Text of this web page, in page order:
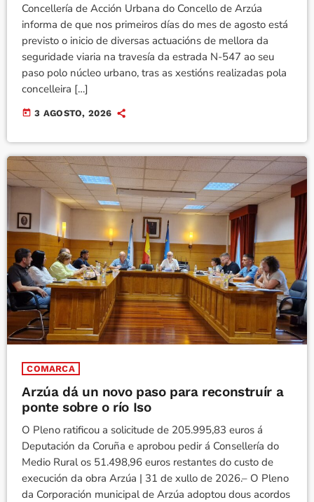
Concellería de Acción Urbana do Concello de Arzúa
informa de que nos primeiros días do mes de agosto está
previsto o inicio de diversas actuacións de mellora da
seguridade viaria na travesía da estrada N-547 ao seu
paso polo núcleo urbano, tras as xestións realizadas pola
concelleira […]
today 3 AGOSTO, 2026
COMARCA
Arzúa dá un novo paso para reconstruír a
ponte sobre o río Iso
O Pleno ratificou a solicitude de 205.995,83 euros á
Deputación da Coruña e aprobou pedir á Consellería do
Medio Rural os 51.498,96 euros restantes do custo de
execución da obra Arzúa | 31 de xullo de 2026.– O Pleno
da Corporación municipal de Arzúa adoptou dous acordos